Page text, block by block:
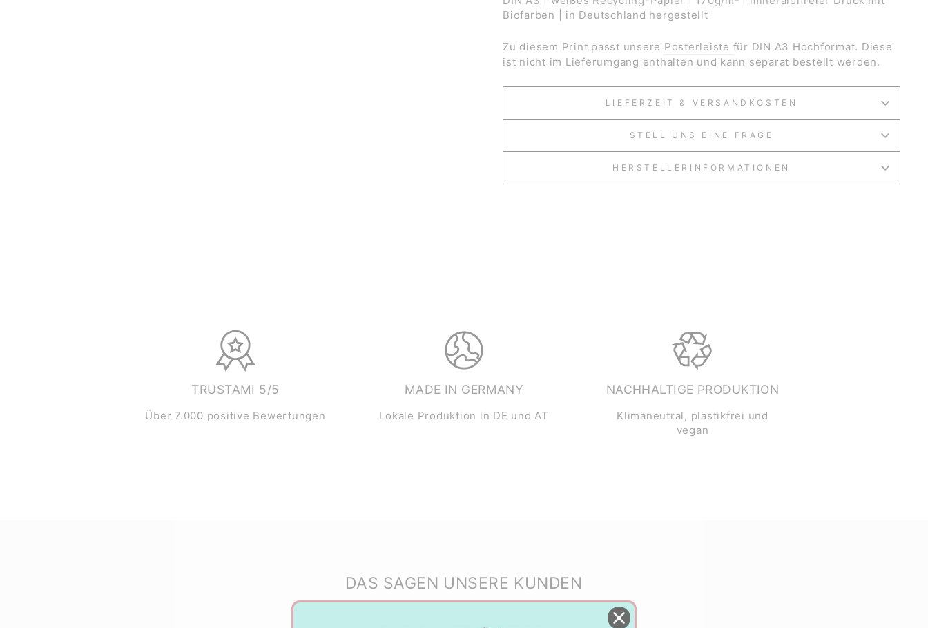
Biofarben | in Deutschland hergestellt
Zu diesem Print passt unsere Posterleiste für DIN A3 Hochformat. Diese
ist nicht im Lieferumgang enthalten und kann separat bestellt werden.
LIEFERZEIT & VERSANDKOSTEN
STELL UNS EINE FRAGE
HERSTELLERINFORMATIONEN
TRUSTAMI 5/5
Über 7.000 positive Bewertungen
MADE IN GERMANY
Lokale Produktion in DE und AT
NACHHALTIGE PRODUKTION
Klimaneutral, plastikfrei und
vegan
DAS SAGEN UNSERE KUNDEN